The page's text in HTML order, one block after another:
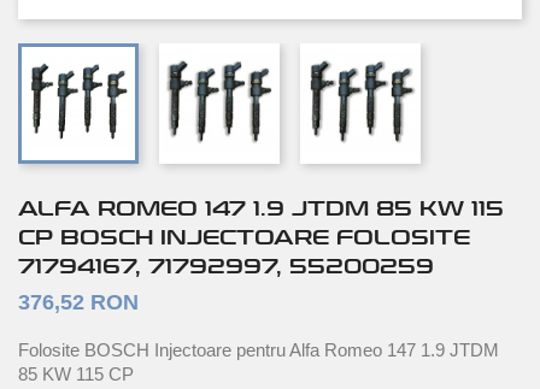
ALFA ROMEO 147 1.9 JTDM 85 KW 115
CP BOSCH INJECTOARE FOLOSITE
71794167, 71792997, 55200259
376,52 RON
Folosite BOSCH Injectoare pentru Alfa Romeo 147 1.9 JTDM
85 KW 115 CP